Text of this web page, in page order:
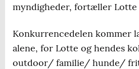
myndigheder, fortæller Lotte
Konkurrencedelen kommer
alene, for Lotte og hendes
outdoor/ familie/ hunde/